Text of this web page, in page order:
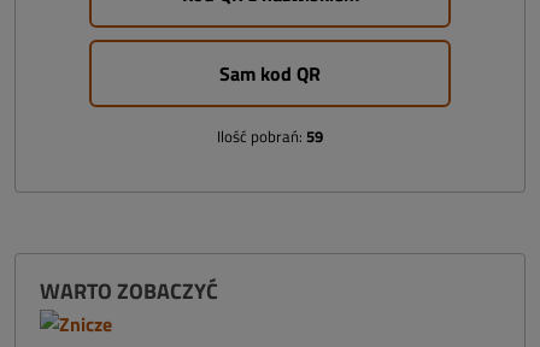
Sam kod QR
Ilość pobrań: 59
WARTO ZOBACZYĆ